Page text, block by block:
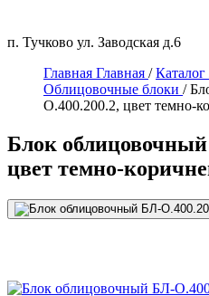
п. Тучково ул. Заводская д.6
Главная Главная / Каталог
Облицовочные блоки /
О.400.200.2, цвет темно-
Блок
цвет темно-